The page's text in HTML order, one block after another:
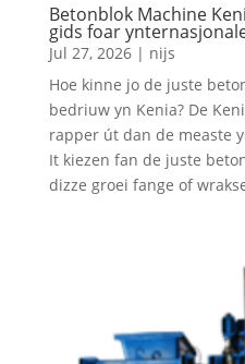
Betonblok Machine
gids foar
Jul 27, 2026| nijs
Hoe kinne jo de juste
bedriuw yn Kenia? De
rapper út dan de measte
It kiezen fan de juste
dizze groei fange of